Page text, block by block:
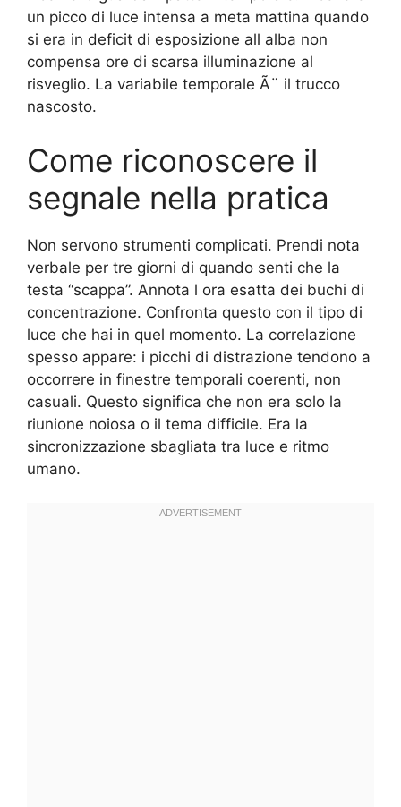
un picco di luce intensa a meta mattina quando
si era in deficit di esposizione all alba non
compensa ore di scarsa illuminazione al
risveglio. La variabile temporale Ã¨ il trucco
nascosto.
Come riconoscere il
segnale nella pratica
Non servono strumenti complicati. Prendi nota
verbale per tre giorni di quando senti che la
testa “scappa”. Annota l ora esatta dei buchi di
concentrazione. Confronta questo con il tipo di
luce che hai in quel momento. La correlazione
spesso appare: i picchi di distrazione tendono a
occorrere in finestre temporali coerenti, non
casuali. Questo significa che non era solo la
riunione noiosa o il tema difficile. Era la
sincronizzazione sbagliata tra luce e ritmo
umano.